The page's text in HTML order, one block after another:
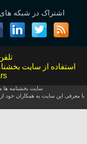
اشتراک در شبکه
استفاده از سایت
سایت بخشنامه ها
با معرفی این سایت به همکاران خود